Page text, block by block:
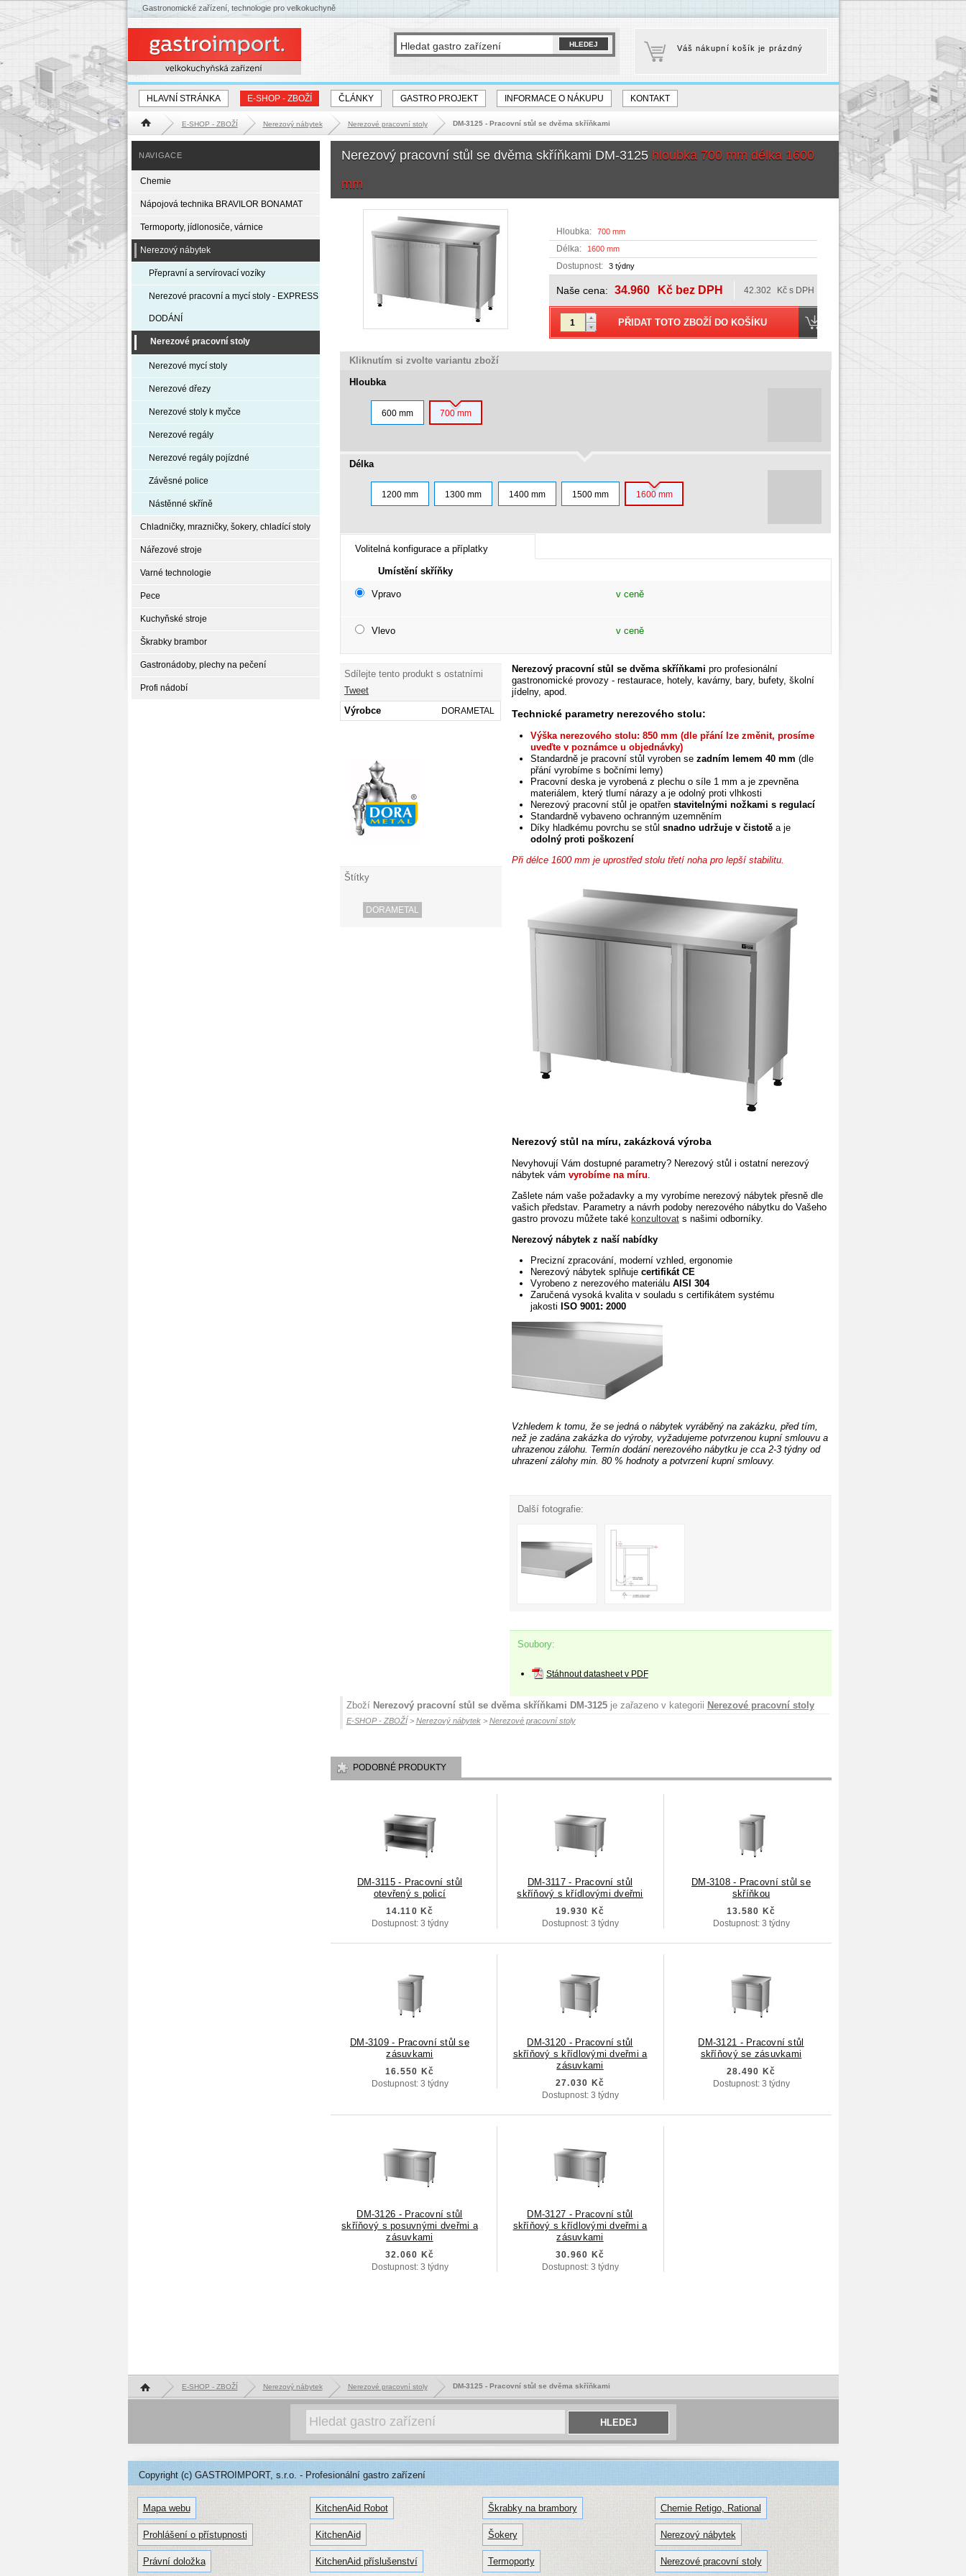
HLAVNÍ STRÁNKA E-SHOP - ZBOŽÍ ČLÁNKY GASTRO PROJEKT INFORMACE O NÁKUPU KONTAKT
Hlavní stránka E-SHOP - ZBOŽÍ Nerezový nábytek Nerezové pracovní stoly DM-3125 - Pracovní stůl se dvěma skříňkami
Nerezový pracovní stůl se dvěma skříňkami DM-3125 hloubka 700 mm délka 1600
mm
Hloubka: 700 mm
Délka: 1600 mm
Dostupnost: 3 týdny
Naše cena: 34.960 Kč bez DPH 42.302 Kč s DPH
Kliknutím si zvolte variantu zboží
Hloubka
600 mm 700 mm
Délka
1200 mm 1300 mm 1400 mm 1500 mm 1600 mm
Volitelná konfigurace a příplatky
Umístění skříňky
Vpravo v ceně
Vlevo v ceně
Sdílejte tento produkt s ostatními
Tweet
Výrobce
DORAMETAL
Štítky
DORAMETAL
Nerezový pracovní stůl se dvěma skříňkami pro profesionální
gastronomické provozy - restaurace, hotely, kavárny, bary, bufety, školní
jídelny, apod.
Technické parametry nerezového stolu:
Výška nerezového stolu: 850 mm (dle přání lze změnit, prosíme
uveďte v poznámce u objednávky)
Standardně je pracovnístůl vyroben se zadním lemem 40 mm (dle
přání vyrobíme s bočními lemy)
Pracovní deskaje vyrobená z plechu o síle 1 mm a je zpevněna
materiálem, který tlumí nárazy a je odolný proti vlhkosti
Nerezový pracovní stůl je opatřen stavitelnými nožkami s regulací
Standardně vybaveno ochranným uzemněním
Díky hladkémupovrchu se stůl snadno udržuje v čistotěa je
odolný proti poškození
Při délce 1600 mm je uprostřed stolu třetí noha pro lepší stabilitu.
Nerezový stůl na míru, zakázková výroba
Nevyhovují Vám dostupné parametry? Nerezový stůl i ostatní nerezový
nábytek vám vyrobíme na míru
Zašletenám vaše požadavky a my vyrobíme nerezový nábytek přesně dle
vašich představ. Parametry a návrh podoby nerezového nábytku do Vašeho
gastro provozu můžete také konzultovats našimi odborníky.
Nerezový nábytek z naší nabídky
Precizní zpracování, moderní vzhled, ergonomie
Nerezový nábytek splňuje certifikátCE
Vyrobeno z nerezového materiálu AISI 304
Zaručená vysoká kvalita v souladu s certifikátem systému
jakosti ISO 9001: 2000
Vzhledem k tomu, že se jedná o nábytek vyráběný na zakázku, před tím,
než je zadána zakázkado výroby, vyžadujeme potvrzenou kupní smlouvu a
uhrazenou zálohu. Termín dodánínerezového nábytku je cca 2-3 týdny od
uhrazení zálohy min. 80 % hodnoty a potvrzení kupní smlouvy.
Další fotografie:
Soubory:
Stáhnout datasheet v PDF
Zboží Nerezový pracovní stůl se dvěma skříňkami DM-3125je zařazeno v kategorii Nerezové pracovní stoly
E-SHOP - ZBOŽÍ> Nerezový nábytek> Nerezové pracovní stoly
PODOBNÉ PRODUKTY
DM-3115 - Pracovní stůl
otevřený s policí
14.110 Kč
Dostupnost: 3 týdny
DM-3117 - Pracovní stůl
skříňový s křídlovými dveřmi
19.930 Kč
Dostupnost: 3 týdny
DM-3108 - Pracovní stůl se
skříňkou
13.580 Kč
Dostupnost: 3 týdny
DM-3109 - Pracovní stůl se
zásuvkami
16.550 Kč
Dostupnost: 3 týdny
DM-3120 - Pracovní stůl
skříňový s křídlovými dveřmi a
zásuvkami
27.030 Kč
Dostupnost: 3 týdny
DM-3121 - Pracovní stůl
skříňový se zásuvkami
28.490 Kč
Dostupnost: 3 týdny
DM-3126 - Pracovní stůl
skříňový s posuvnými dveřmi a
zásuvkami
32.060 Kč
Dostupnost: 3 týdny
DM-3127 - Pracovní stůl
skříňový s křídlovými dveřmi a
zásuvkami
30.960 Kč
Dostupnost: 3 týdny
NAVIGACE
Chemie
Nápojová technika BRAVILOR BONAMAT
Termoporty, jídlonosiče, várnice
Nerezový nábytek
Přepravní a servírovací vozíky
Nerezové pracovní a mycí stoly - EXPRESS
DODÁNÍ
Nerezové pracovní stoly
Nerezové mycí stoly
Nerezové dřezy
Nerezové stoly k myčce
Nerezové regály
Nerezové regály pojízdné
Závěsné police
Nástěnné skříně
Chladničky, mrazničky, šokery, chladící stoly
Nářezové stroje
Varné technologie
Pece
Kuchyňské stroje
Škrabky brambor
Gastronádoby, plechy na pečení
Profi nádobí
Gastronomické zařízení, technologie pro velkokuchyně
Váš nákupní košík je prázdný
Hlavní stránka E-SHOP - ZBOŽÍ Nerezový nábytek Nerezové pracovní stoly DM-3125 - Pracovní stůl se dvěma skříňkami
Copyright (c) GASTROIMPORT, s.r.o. - Profesionální gastro zařízení
Mapa webu
Prohlášení o přístupnosti
Právní doložka
KitchenAid Robot
KitchenAid
KitchenAid příslušenství
Škrabky na brambory
Šokery
Termoporty
Chemie Retigo, Rational
Nerezový nábytek
Nerezové pracovní stoly